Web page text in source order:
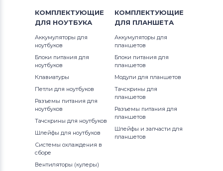
Вентиляторы (кулеры)Casper
КОМПЛЕКТУЮЩИЕ
ДЛЯ НОУТБУКА
Аккумуляторы для
ноутбуков
Блоки питания для
ноутбуков
Клавиатуры
Петли для ноутбуков
Разъемы питания для
ноутбуков
Тачскрины для ноутбуков
Шлейфы для ноутбуков
Системы охлаждения в
сборе
Вентиляторы (кулеры)
КОМПЛЕКТУЮЩИЕ
ДЛЯ ПЛАНШЕТА
Аккумуляторы для
планшетов
Блоки питания для
планшетов
Модули для планшетов
Тачскрины для
планшетов
Разъемы питания для
планшетов
Шлейфы и запчасти для
планшетов